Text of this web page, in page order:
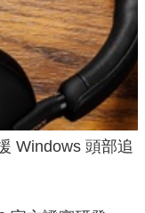
Windows 頭部追